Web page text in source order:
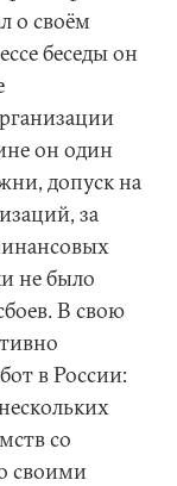
о своём
беседы он
он один
допуск на
за
не было
В свою
в России:
со
своими